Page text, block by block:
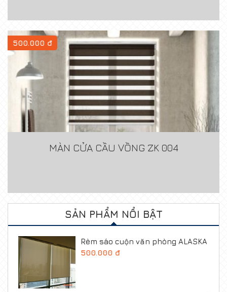
500.000 đ
MÀN CỬA CẦU VỒNG ZK 004
SẢN PHẨM NỔI BẬT
Rèm sáo cuộn văn phòng ALASKA
500.000 đ